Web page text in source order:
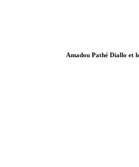
Amadou Pathé Diallo et